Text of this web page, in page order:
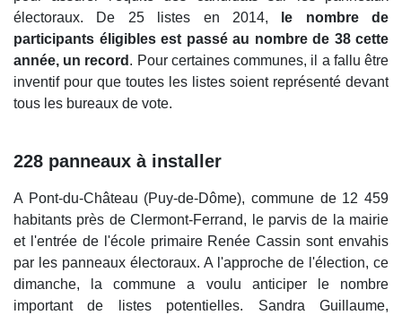
électoraux. De 25 listes en 2014,
le nombre de
participants éligibles est passé au nombre de 38 cette
année, un record . Pour certaines communes, il a fallu être
inventif pour que toutes les listes soient représenté devant
tous les bureaux de vote.
228 panneaux à installer
A Pont-du-Château (Puy-de-Dôme), commune de 12 459
habitants près de Clermont-Ferrand, le parvis de la mairie
et l'entrée de l'école primaire Renée Cassin sont envahis
par les panneaux électoraux. A l'approche de l'élection, ce
dimanche, la commune a voulu anticiper le nombre
important de listes potentielles. Sandra Guillaume,